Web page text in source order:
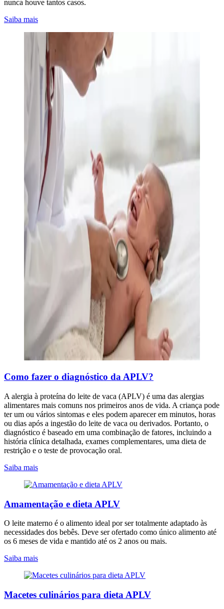
nunca houve tantos casos.
Saiba mais
Como fazer o diagnóstico da APLV?
A alergia à proteína do leite de vaca (APLV) é uma das alergias
alimentares mais comuns nos primeiros anos de vida. A criança pode
ter um ou vários sintomas e eles podem aparecer em minutos, horas
ou dias após a ingestão do leite de vaca ou derivados. Portanto, o
diagnóstico é baseado em uma combinação de fatores, incluindo a
história clínica detalhada, exames complementares, uma dieta de
restrição e o teste de provocação oral.
Saiba mais
Amamentação e dieta APLV
O leite materno é o alimento ideal por ser totalmente adaptado às
necessidades dos bebês. Deve ser ofertado como único alimento até
os 6 meses de vida e mantido até os 2 anos ou mais.
Saiba mais
Macetes culinários para dieta APLV